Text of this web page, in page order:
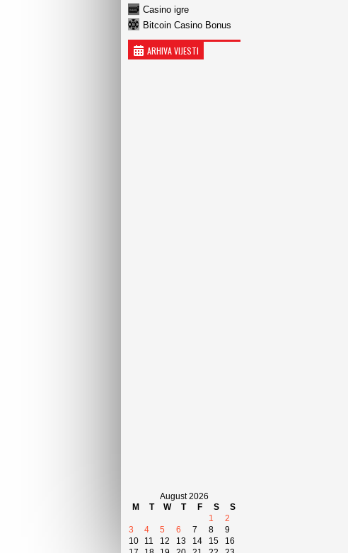
Casino igre
Bitcoin Casino Bonus
ARHIVA VIJESTI
August 2026
M
T W T F S
S
1
2
3
4 5 6 7 8
9
10
11 12 13 14 15
16